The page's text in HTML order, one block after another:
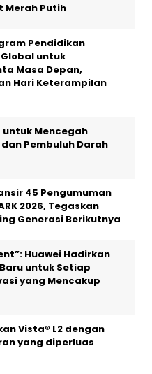
Merah Putih
Pendidikan
untuk
Masa Depan,
Hari Keterampilan
untuk Mencegah
Pembuluh Darah
45 Pengumuman
2026, Tegaskan
Generasi Berikutnya
Huawei Hadirkan
untuk Setiap
yang Mencakup
Vista® L2 dengan
yang diperluas